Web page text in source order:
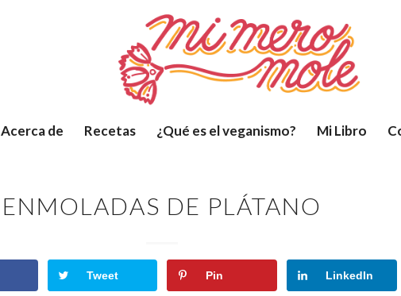
Acerca de Recetas ¿Qué es el veganismo? Mi Libro
ENMOLADAS DE PLÁTANO
Tweet Pin LinkedIn